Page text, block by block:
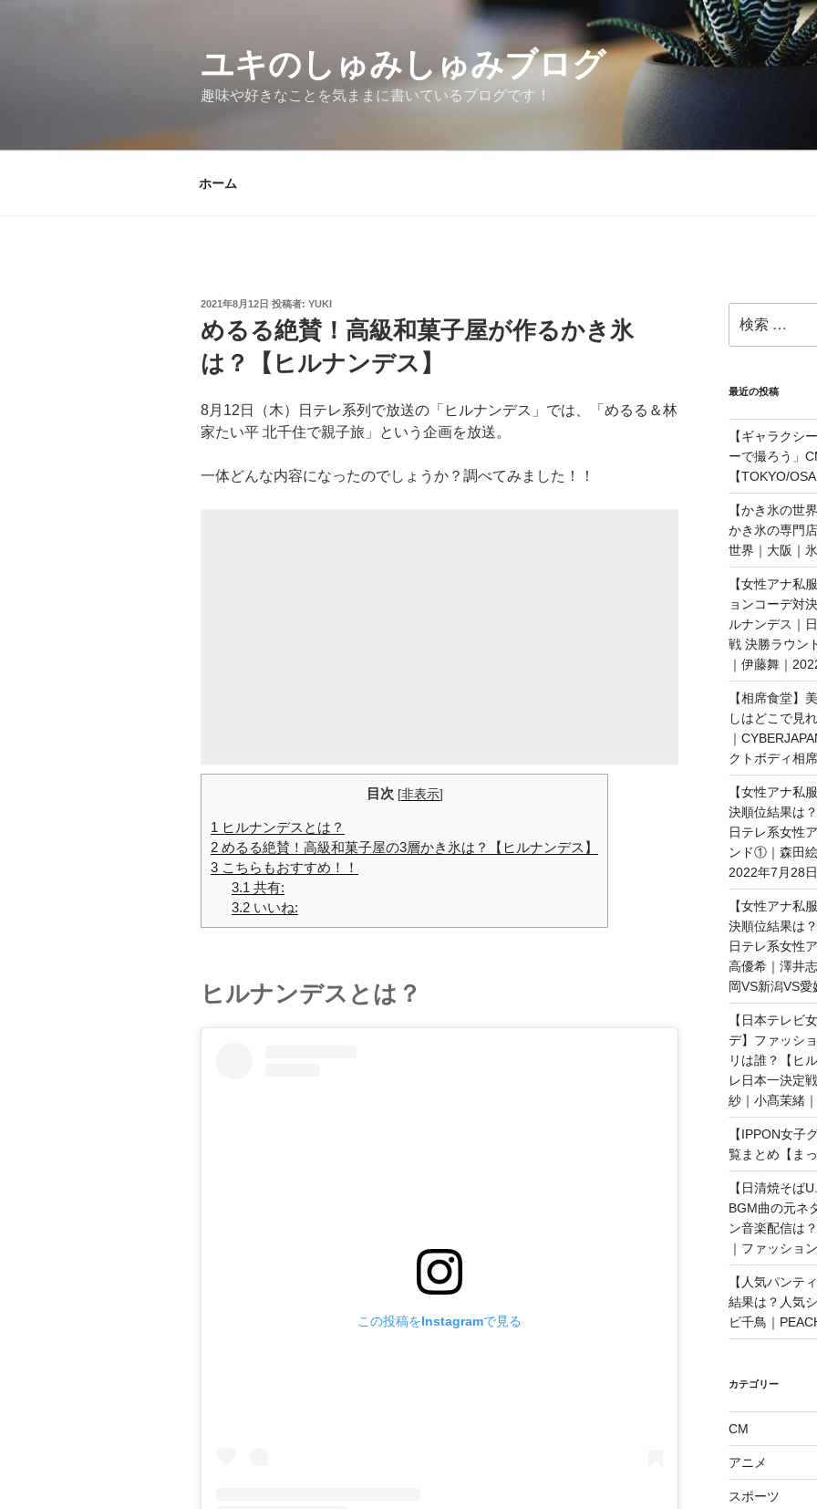
ユキのしゅみしゅみブログ
趣味や好きなことを気ままに書いているブログです！
ホーム
投
日:
2021年8月12日 投稿者: YUKI
めるる絶賛！高級和菓子屋が作るかき氷
は？【ヒルナンデス】
8月12日（木）日テレ系列で放送の「ヒルナンデス」では、「めるる＆林
家たい平 北千住で親子旅」という企画を放送。
一体どんな内容になったのでしょうか？調べてみました！！
目次 [非表示]
1 ヒルナンデスとは？
2 めるる絶賛！高級和菓子屋の3層かき氷は？【ヒルナンデス】
3 こちらもおすすめ！！
3.1共有:
3.2いいね:
ヒルナンデスとは？
この投稿をInstagramで見る
索:
最近の投稿
【ギャラクシ
ーで撮ろう」
【TOKYO/
【かき氷の世
かき氷の専門
世界｜大阪｜
【女性アナ私
ョンコーデ対
ルナンデス｜
戦 決勝ラウン
｜伊藤舞｜
【相席食堂】
しはどこで見
｜
クトボディ相
【女性アナ私
決順位結果は
日テレ系女性
ンド①｜森田
2022年7月28
【女性アナ私
決順位結果は
日テレ系女性
高優希｜澤井
岡VS新潟VS
【日本テレビ
デ】ファッシ
リは誰？【ヒ
レ日本一決定
紗｜小髙茉緒
【IPPON女子
覧まとめ【ま
【日清焼そば
BGM曲の元ネ
ン音楽配信は
｜ファッショ
【人気パンテ
結果は？人気
ビ千鳥｜
カテゴリー
CM
アニメ
スポーツ